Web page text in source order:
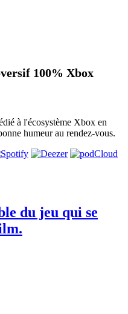
100% Xbox
à l'écosystème Xbox en
humeur au rendez-vous.
du jeu qui se